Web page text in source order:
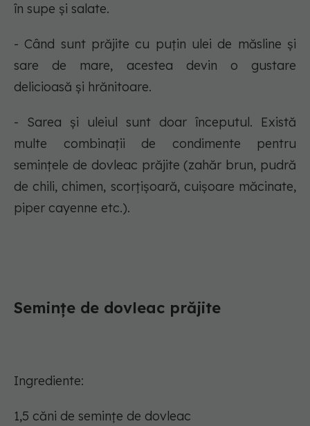
în supe și salate.
- Când sunt prăjite cu puțin ulei de măsline și
sare de mare, acestea devin o gustare
delicioasă și hrănitoare.
- Sarea și uleiul sunt doar începutul. Există
multe combinații de condimente pentru
semințele de dovleac prăjite (zahăr brun, pudră
de chili, chimen, scorțișoară, cuișoare măcinate,
piper cayenne etc.).
Semințe de dovleac prăjite
Ingrediente:
1,5 căni de semințe de dovleac